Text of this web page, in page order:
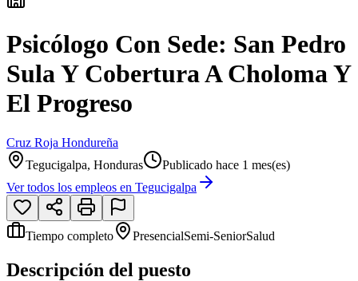
Psicólogo Con Sede: San Pedro
Sula Y Cobertura A Choloma Y
El Progreso
Cruz Roja Hondureña
Tegucigalpa, Honduras
Publicado hace 1 mes(es)
Ver todos los empleos en Tegucigalpa
Tiempo completo PresencialSemi-SeniorSalud
Descripción del puesto